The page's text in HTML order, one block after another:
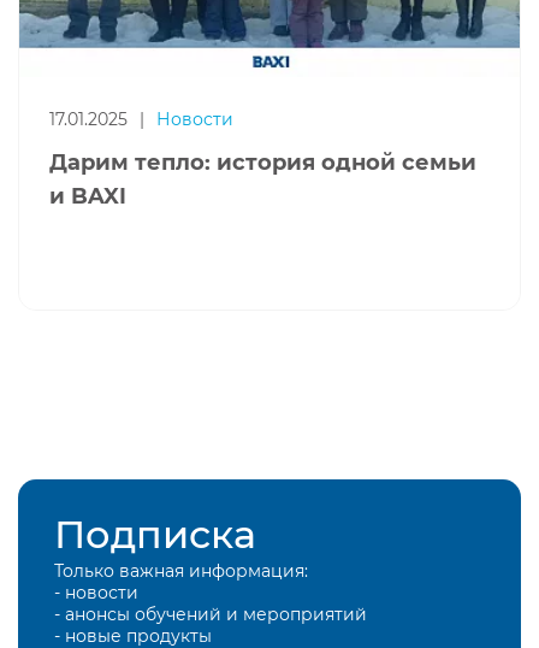
17.01.2025 | Новости
Дарим тепло: история одной семьи
и BAXI
Подписка
Только важная информация:
- новости
- анонсы обучений и мероприятий
- новые продукты